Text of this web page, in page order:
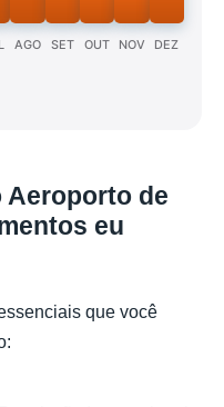
AGO SET OUT NOV DEZ
Aeroporto de
eu
que você